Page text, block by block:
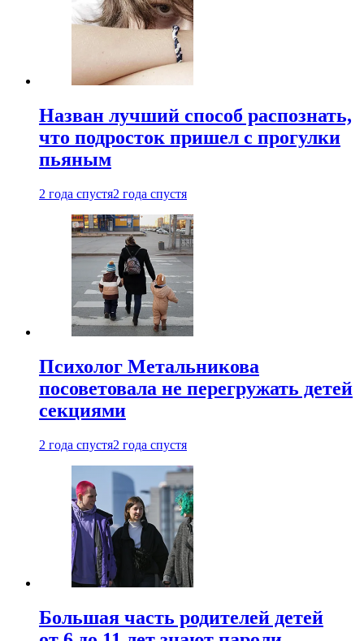
Назван лучший способ распознать,
что подросток пришел с прогулки
пьяным
2 года спустя2 года спустя
Психолог Метальникова
посоветовала не перегружать детей
секциями
2 года спустя2 года спустя
Большая часть родителей детей